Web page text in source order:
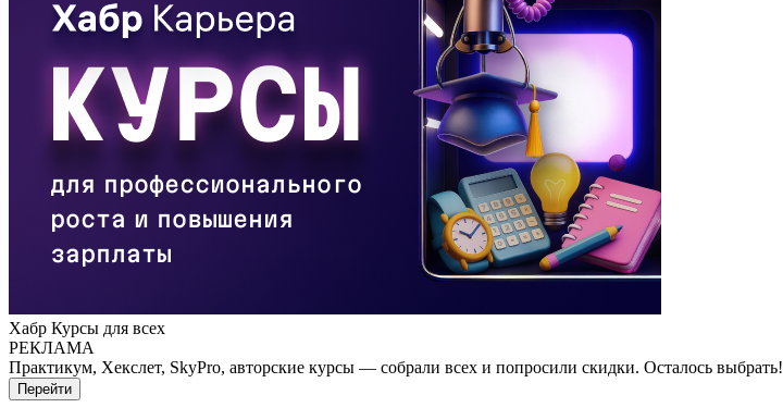
Хабр Курсы для всех
РЕКЛАМА
Практикум, Хекслет, SkyPro, авторские курсы — собрали всех и попросили скидки. Осталось выбрать!
Перейти